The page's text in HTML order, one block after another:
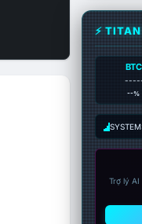
⚡
BTC
--%
Trợ lý